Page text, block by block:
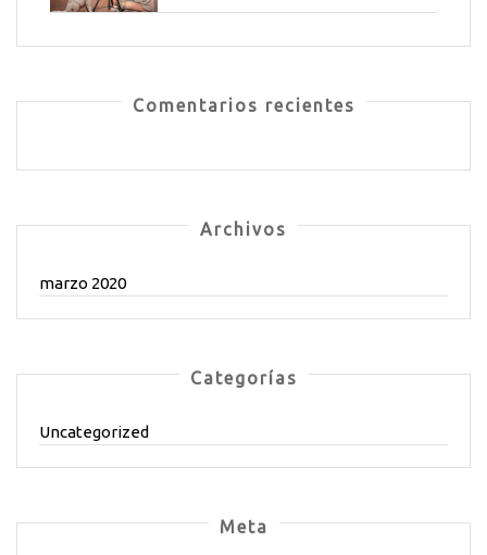
Comentarios recientes
Archivos
marzo 2020
Categorías
Uncategorized
Meta